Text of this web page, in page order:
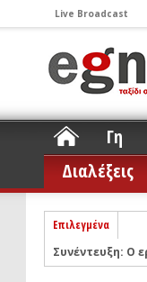
Live Broadcast
Γη
Διαλέξεις
Επιλεγμένα
Συνέντευξη: Ο
ΝΕLIOTA: Το